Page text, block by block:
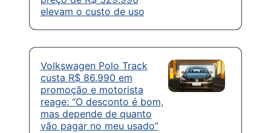
elevam o custo de uso
Volkswagen Polo Track
custa R$ 86.990 em
promoção e motorista
reage: “O desconto é bom,
mas depende de quanto
vão pagar no meu usado”